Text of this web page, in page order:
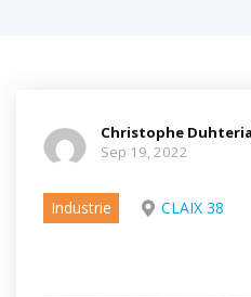
Christophe
Sep 19, 2022
Industrie CLAIX 38